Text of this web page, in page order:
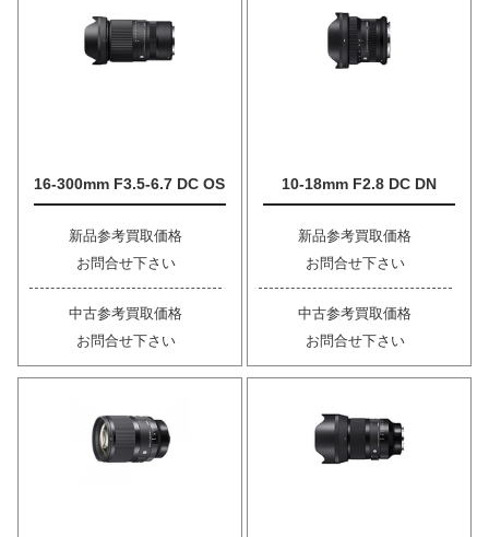
16-300mm F3.5-6.7 DC OS
新品参考買取価格
お問合せ下さい
中古参考買取価格
お問合せ下さい
10-18mm F2.8 DC DN
新品参考買取価格
お問合せ下さい
中古参考買取価格
お問合せ下さい